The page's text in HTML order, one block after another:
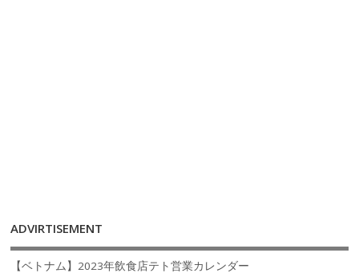
ADVIRTISEMENT
【ベトナム】2023年飲食店テト営業カレンダー